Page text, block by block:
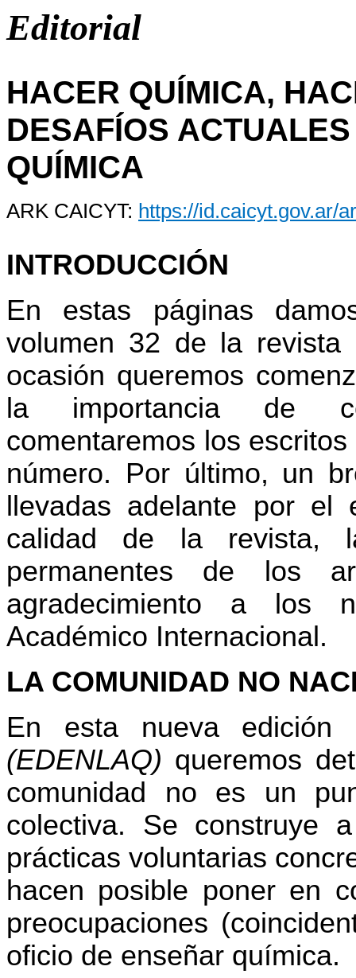
Editorial
HACER QUÍMICA,
DESAFÍOS
QUÍMICA
ARK CAICYT: https://id.caicyt.gov.ar/
INTRODUCCIÓN
En estas páginas
volumen 32 de la revista
ocasión queremos
la importancia de
comentaremos los
número. Por último, un
llevadas adelante por
calidad de la revista,
permanentes de los
agradecimiento a los
Académico Internacional.
LA COMUNIDAD NO
En esta nueva
(EDENLAQ) queremos
comunidad no es un
colectiva. Se construye
prácticas voluntarias
hacen posible poner en
preocupaciones
oficio de enseñar química.